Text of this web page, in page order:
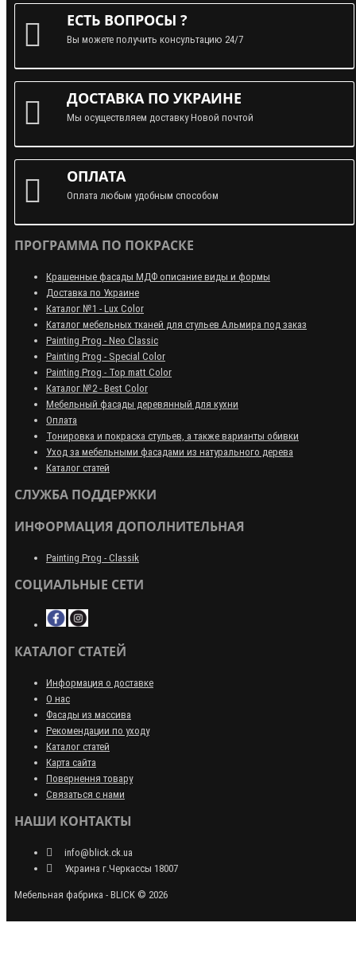
ЕСТЬ ВОПРОСЫ ?
Вы можете получить консультацию 24/7
ДОСТАВКА ПО УКРАИНЕ
Мы осуществляем доставку Новой почтой
ОПЛАТА
Оплата любым удобным способом
ПРОГРАММА ПО ПОКРАСКЕ
Крашенные фасады МДФ описание виды и формы
Доставка по Украине
Каталог №1 - Lux Color
Каталог мебельных тканей для стульев Альмира под заказ
Painting Prog - Neo Classiс
Painting Prog - Special Color
Painting Prog - Top matt Color
Каталог №2 - Best Color
Мебельный фасады деревянный для кухни
Оплата
Тонировка и покраска стульев, а также варианты обивки
Уход за мебельными фасадами из натурального дерева
Каталог статей
СЛУЖБА ПОДДЕРЖКИ
ИНФОРМАЦИЯ ДОПОЛНИТЕЛЬНАЯ
Painting Prog - Classik
СОЦИАЛЬНЫЕ СЕТИ
КАТАЛОГ СТАТЕЙ
Информация о доставке
О нас
Фасады из массива
Рекомендации по уходу
Каталог статей
Карта сайта
Повернення товару
Связаться с нами
НАШИ КОНТАКТЫ
info@blick.ck.ua
Украина г.Черкассы 18007
Мебельная фабрика - BLICK © 2026